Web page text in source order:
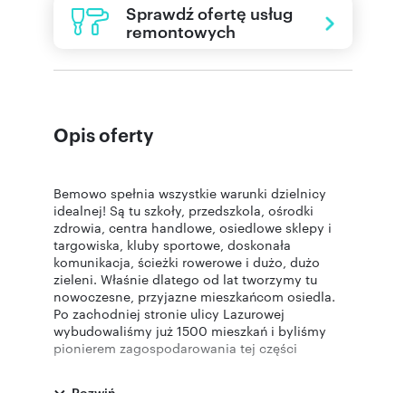
Sprawdź ofertę usług
remontowych
Opis oferty
Bemowo spełnia wszystkie warunki dzielnicy
idealnej! Są tu szkoły, przedszkola, ośrodki
zdrowia, centra handlowe, osiedlowe sklepy i
targowiska, kluby sportowe, doskonała
komunikacja, ścieżki rowerowe i dużo, dużo
zieleni. Właśnie dlatego od lat tworzymy tu
nowoczesne, przyjazne mieszkańcom osiedla.
Po zachodniej stronie ulicy Lazurowej
wybudowaliśmy już 1500 mieszkań i byliśmy
pionierem zagospodarowania tej części